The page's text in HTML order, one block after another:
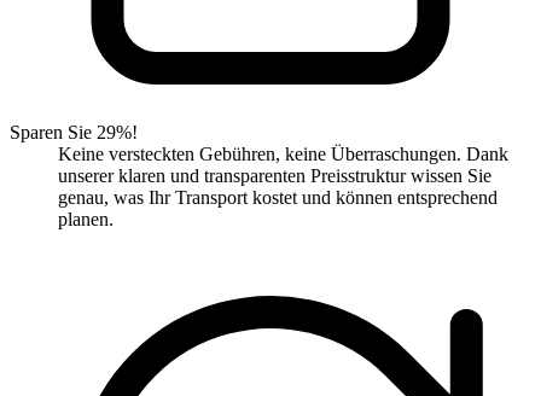
Sparen Sie 29%!
Keine versteckten Gebühren, keine Überraschungen. Dank
unserer klaren und transparenten Preisstruktur wissen Sie
genau, was Ihr Transport kostet und können entsprechend
planen.